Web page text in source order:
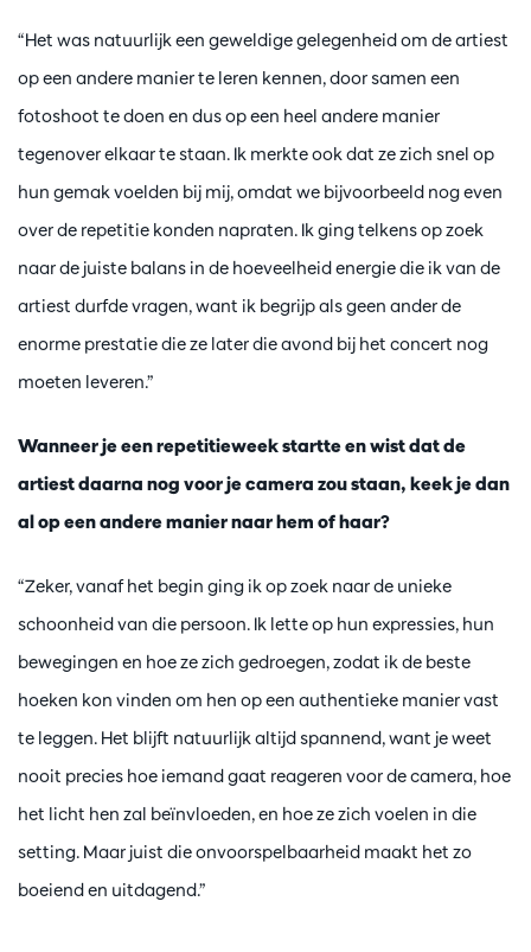
“Het was natuurlijk een geweldige gelegenheid om de artiest
op een andere manier te leren kennen, door samen een
fotoshoot te doen en dus op een heel andere manier
tegenover elkaar te staan. Ik merkte ook dat ze zich snel op
hun gemak voelden bij mij, omdat we bijvoorbeeld nog even
over de repetitie konden napraten. Ik ging telkens op zoek
naar de juiste balans in de hoeveelheid energie die ik van de
artiest durfde vragen, want ik begrijp als geen ander de
enorme prestatie die ze later die avond bij het concert nog
moeten leveren.”
Wanneer je een repetitieweek startte en wist dat de
artiest daarna nog voor je camera zou staan, keek je dan
al op een andere manier naar hem of haar?
“Zeker, vanaf het begin ging ik op zoek naar de unieke
schoonheid van die persoon. Ik lette op hun expressies, hun
bewegingen en hoe ze zich gedroegen, zodat ik de beste
hoeken kon vinden om hen op een authentieke manier vast
te leggen. Het blijft natuurlijk altijd spannend, want je weet
nooit precies hoe iemand gaat reageren voor de camera, hoe
het licht hen zal beïnvloeden, en hoe ze zich voelen in die
setting. Maar juist die onvoorspelbaarheid maakt het zo
boeiend en uitdagend.”